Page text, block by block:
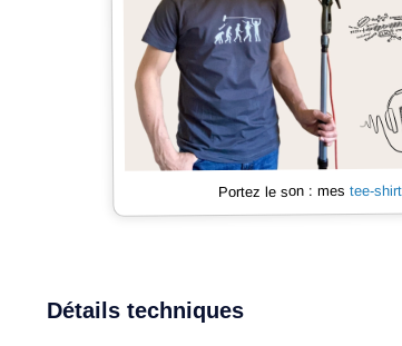
Portez le son : mestee-
Détails techniques